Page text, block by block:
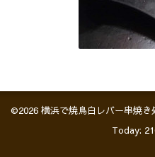
©2026 横浜で焼鳥白レバー串焼き
Today: